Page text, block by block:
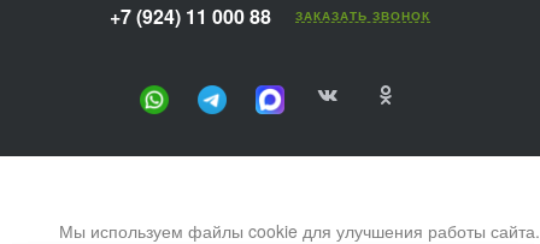
+7 (924) 11 000 88 ЗАКАЗАТЬ ЗВОНОК
Мы используем файлы cookie для улучшения работы сайта.